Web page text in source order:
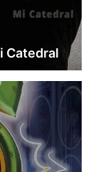
Catedral